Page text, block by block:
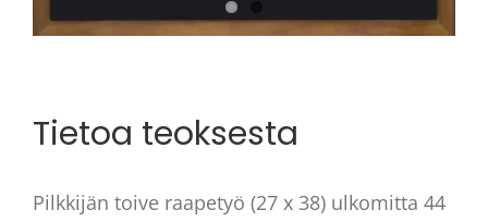
Tietoa teoksesta
Pilkkijän toive raapetyö (27 x 38) ulkomitta 44